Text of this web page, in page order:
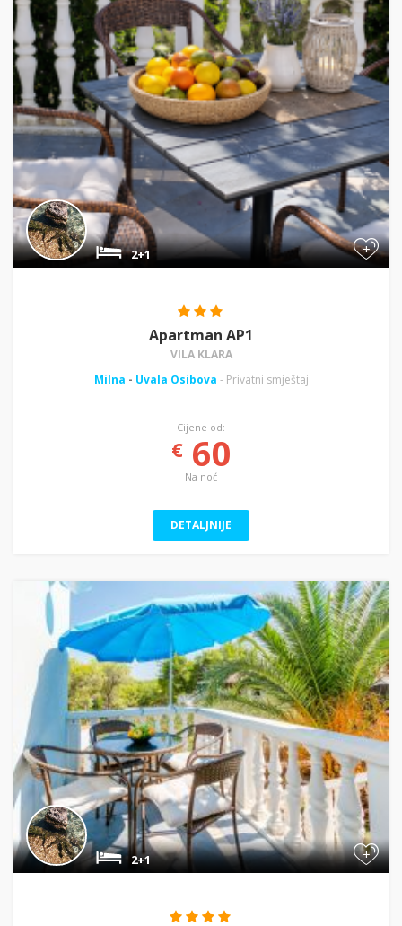
+
2+1
Apartman AP1
VILA KLARA
Milna - Uvala Osibova - Privatni smještaj
Cijene od:
€60
Na noć
DETALJNIJE
+
2+1